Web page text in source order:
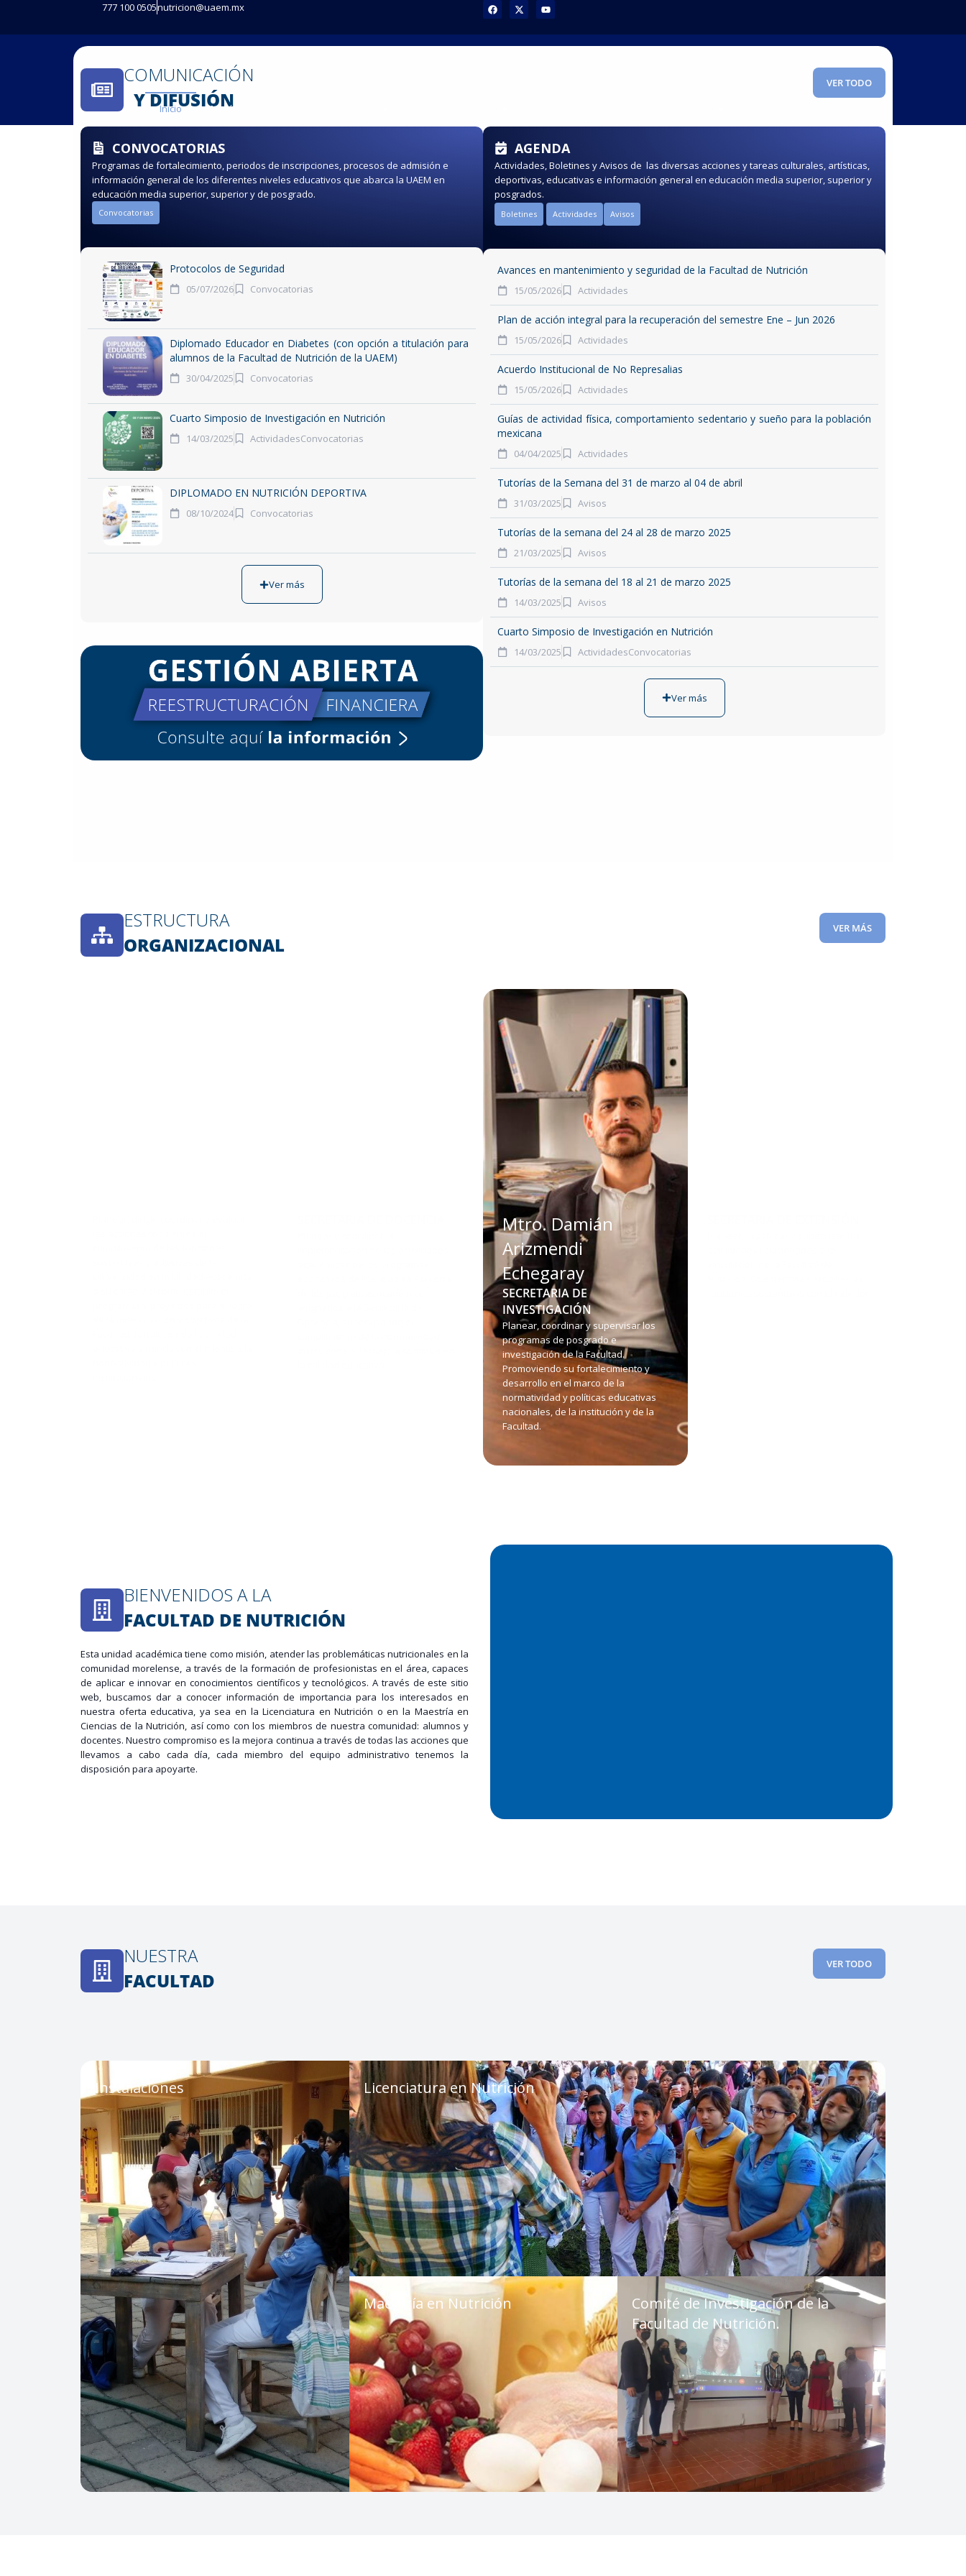
777 100 0505nutricion@uaem.mx
Inicio Misión y Visión
COMUNICACIÓN
Y DIFUSIÓN​
VER TODO
CONVOCATORIAS
Programas de fortalecimiento, periodos de inscripciones, procesos de admisión e
información general de los diferentes niveles educativos que abarca la UAEM en
educación media superior, superior y de posgrado.
Convocatorias
Protocolos de Seguridad
05/07/2026 Convocatorias
Diplomado Educador en Diabetes (con opción a titulación para
alumnos de la Facultad de Nutrición de la UAEM)
30/04/2025 Convocatorias
Cuarto Simposio de Investigación en Nutrición
14/03/2025 ActividadesConvocatorias
DIPLOMADO EN NUTRICIÓN DEPORTIVA
08/10/2024 Convocatorias
Ver más
AGENDA
Actividades, Boletines y Avisos de las diversas acciones y tareas culturales, artísticas,
deportivas, educativas e información general en educación media superior, superior y
posgrados.
Boletines Actividades Avisos
Avances en mantenimiento y seguridad de la Facultad de Nutrición
15/05/2026 Actividades
Plan de acción integral para la recuperación del semestre Ene – Jun 2026
15/05/2026 Actividades
Acuerdo Institucional de No Represalias
15/05/2026 Actividades
Guías de actividad física, comportamiento sedentario y sueño para la población
mexicana
04/04/2025 Actividades
Tutorías de la Semana del 31 de marzo al 04 de abril
31/03/2025 Avisos
Tutorías de la semana del 24 al 28 de marzo 2025
21/03/2025 Avisos
Tutorías de la semana del 18 al 21 de marzo 2025
14/03/2025 Avisos
Cuarto Simposio de Investigación en Nutrición
14/03/2025 ActividadesConvocatorias
Ver más
ESTRUCTURA
ORGANIZACIONAL
VER MÁS
Mtro. Damián
Arizmendi
Echegaray
SECRETARIA DE
INVESTIGACIÓN
Planear, coordinar y supervisar los
programas de posgrado e
investigación de la Facultad.
Promoviendo su fortalecimiento y
desarrollo en el marco de la
normatividad y políticas educativas
nacionales, de la institución y de la
Facultad.
BIENVENIDOS A LA
FACULTAD DE NUTRICIÓN
Esta unidad académica tiene como misión, atender las problemáticas nutricionales en la
comunidad morelense, a través de la formación de profesionistas en el área, capaces
de aplicar e innovar en conocimientos científicos y tecnológicos. A través de este sitio
web, buscamos dar a conocer información de importancia para los interesados en
nuestra oferta educativa, ya sea en la Licenciatura en Nutrición o en la Maestría en
Ciencias de la Nutrición, así como con los miembros de nuestra comunidad: alumnos y
docentes. Nuestro compromiso es la mejora continua a través de todas las acciones que
llevamos a cabo cada día, cada miembro del equipo administrativo tenemos la
disposición para apoyarte.
NUESTRA
FACULTAD
VER TODO
Instalaciones Licenciatura en Nutrición
Maestría en Nutrición
Comité de Investigación de la
Facultad de Nutrición.